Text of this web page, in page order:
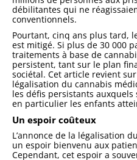
débilitantes qui ne
conventionnels.
Pourtant, cinq ans plus tard,
est mitigé. Si plus de 30 000
traitements à base de
persistent, tant sur le plan
sociétal. Cet article revient
légalisation du cannabis
les défis persistants
en particulier les enfants
Un espoir coûteux
L’annonce de la légalisation
un espoir bienvenu aux
Cependant, cet espoir a